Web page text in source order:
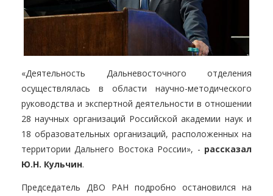
«Деятельность Дальневосточного отделения
осуществлялась в области научно-методического
руководства и экспертной деятельности в отношении
28 научных организаций Российской академии наук и
18 образовательных организаций, расположенных на
территории Дальнего Востока России», - рассказал
Ю.Н. Кульчин.
Председатель ДВО РАН подробно остановился на